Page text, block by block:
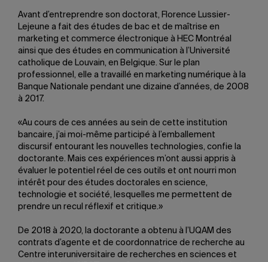
Avant d’entreprendre son doctorat, Florence Lussier-
Lejeune a fait des études de bac et de maîtrise en
marketing et commerce électronique à HEC Montréal
ainsi que des études en communication à l’Université
catholique de Louvain, en Belgique. Sur le plan
professionnel, elle a travaillé en marketing numérique à la
Banque Nationale pendant une dizaine d’années, de 2008
à 2017.
«Au cours de ces années au sein de cette institution
bancaire, j’ai moi-même participé à l’emballement
discursif entourant les nouvelles technologies, confie la
doctorante. Mais ces expériences m’ont aussi appris à
évaluer le potentiel réel de ces outils et ont nourri mon
intérêt pour des études doctorales en science,
technologie et société, lesquelles me permettent de
prendre un recul réflexif et critique.»
De 2018 à 2020, la doctorante a obtenu à l’UQAM des
contrats d’agente et de coordonnatrice de recherche au
Centre interuniversitaire de recherches en sciences et